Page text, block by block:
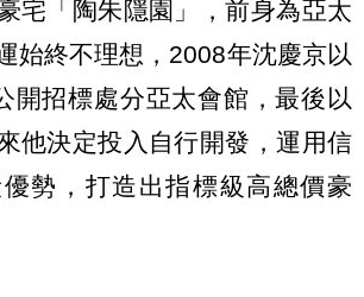
宅「陶朱隱園」，前身為亞太
始終不理想，2008年沈慶京以
開招標處分亞太會館，最後以
他決定投入自行開發，運用信
勢，打造出指標級高總價豪